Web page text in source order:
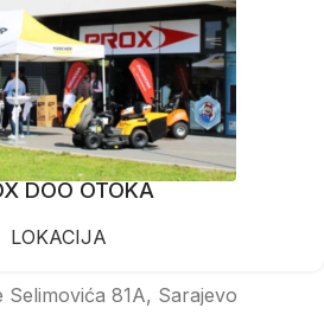
DOO OTOKA
LOKACIJA
Selimovića 81A, Sarajevo